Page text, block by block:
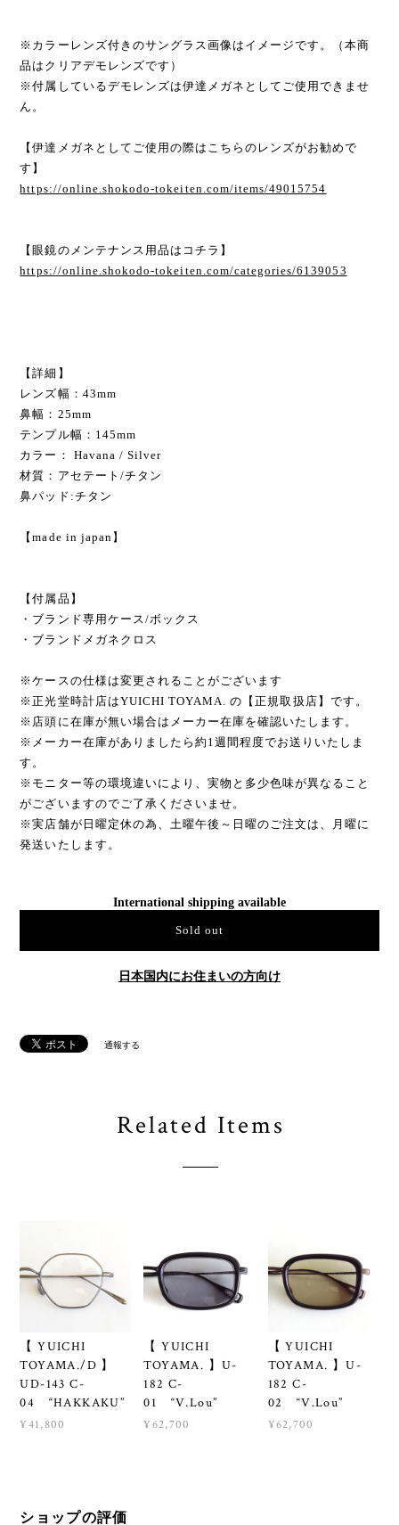
※カラーレンズ付きのサングラス画像はイメージです。（本商
品はクリアデモレンズです）
※付属しているデモレンズは伊達メガネとしてご使用できませ
ん。
【伊達メガネとしてご使用の際はこちらのレンズがお勧めで
す】
https://online.shokodo-tokeiten.com/items/49015754
【眼鏡のメンテナンス用品はコチラ】
https://online.shokodo-tokeiten.com/categories/6139053
【詳細】
レンズ幅：43mm
鼻幅：25mm
テンプル幅：145mm
カラー： Havana / Silver
材質：アセテート/チタン
鼻パッド:チタン
【made in japan】
【付属品】
・ブランド専用ケース/ボックス
・ブランドメガネクロス
※ケースの仕様は変更されることがございます
※正光堂時計店はYUICHI TOYAMA. の【正規取扱店】です。
※店頭に在庫が無い場合はメーカー在庫を確認いたします。
※メーカー在庫がありましたら約1週間程度でお送りいたしま
す。
※モニター等の環境違いにより、実物と多少色味が異なること
がございますのでご了承くださいませ。
※実店舗が日曜定休の為、土曜午後～日曜のご注文は、月曜に
発送いたします。
International shipping available
Sold out
日本国内にお住まいの方向け
通報する
Related Items
【 YUICHI
TOYAMA./D 】
UD-143 C-
04 “HAKKAKU”
¥41,800
【 YUICHI
TOYAMA. 】U-
182 C-
01 “V.Lou”
¥62,700
【 YUICHI
TOYAMA. 】U-
182 C-
02 “V.Lou”
¥62,700
ショップの評価